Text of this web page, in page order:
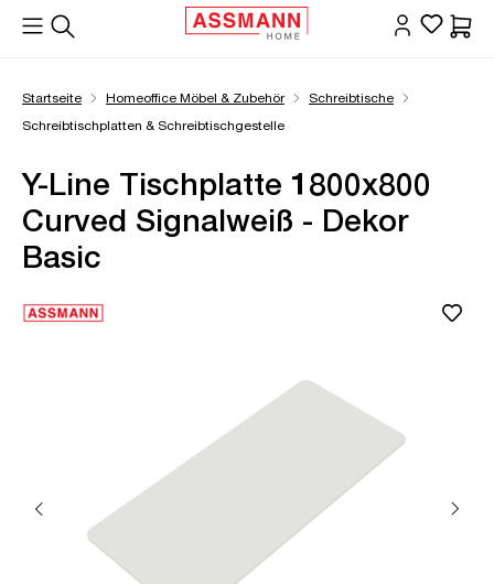
springen
Startseite Homeoffice Möbel & Zubehör
Schreibtische
Schreibtischplatten & Schreibtischgestelle
Y-Line Tischplatte 1800x800
Curved Signalweiß - Dekor
Basic